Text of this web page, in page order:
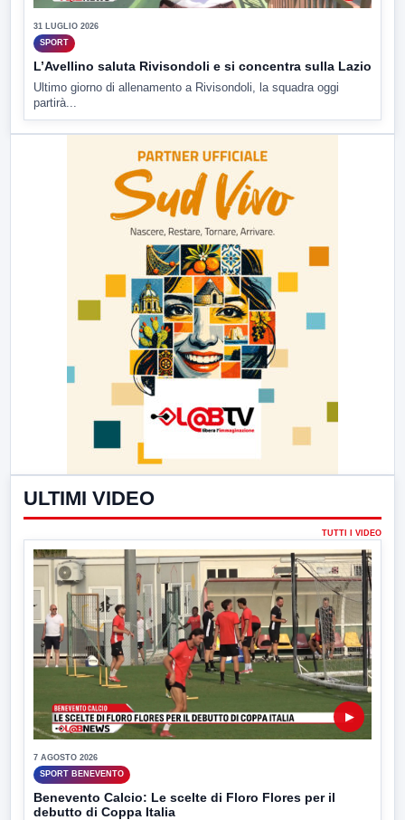
31 LUGLIO 2026
SPORT
L’Avellino saluta Rivisondoli e si concentra sulla Lazio
Ultimo giorno di allenamento a Rivisondoli, la squadra oggi
partirà...
ULTIMI VIDEO
TUTTI I VIDEO
▶
7 AGOSTO 2026
SPORT BENEVENTO
Benevento Calcio: Le scelte di Floro Flores per il
debutto di Coppa Italia